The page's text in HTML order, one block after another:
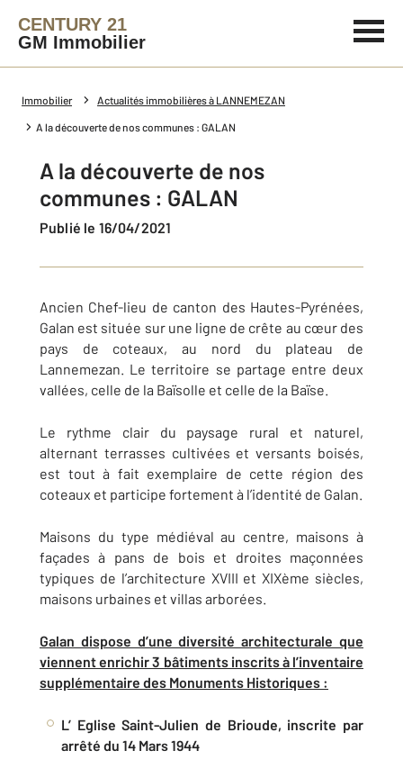
CENTURY 21
GM Immobilier
Immobilier Actualités immobilières à LANNEMEZAN
A la découverte de nos communes : GALAN
A la découverte de nos
communes : GALAN
Publié le 16/04/2021
Ancien Chef-lieu de canton des Hautes-Pyrénées,
Galan est située sur une ligne de crête au cœur des
pays de coteaux, au nord du plateau de
Lannemezan. Le territoire se partage entre deux
vallées, celle de la Baïsolle et celle de la Baïse.
Le rythme clair du paysage rural et naturel,
alternant terrasses cultivées et versants boisés,
est tout à fait exemplaire de cette région des
coteaux et participe fortement à l’identité de Galan.
Maisons du type médiéval au centre, maisons à
façades à pans de bois et droites maçonnées
typiques de l’architecture XVIII et XIXème siècles,
maisons urbaines et villas arborées.
Galan dispose d’une diversité architecturale que
viennent enrichir 3 bâtiments inscrits à l’inventaire
supplémentaire des Monuments Historiques :
L’ Eglise Saint-Julien de Brioude, inscrite par
arrêté du 14 Mars 1944